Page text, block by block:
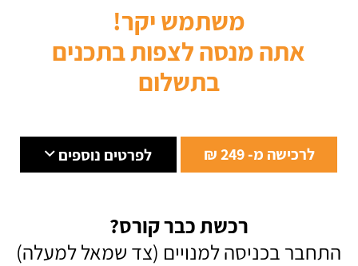
משתמש יקר!
אתה מנסה לצפות בתכנים
בתשלום
לרכישה מ- 249 ₪ לפרטים נוספים
רכשת כבר קורס?
התחבר בכניסה למנויים (צד שמאל למעלה)